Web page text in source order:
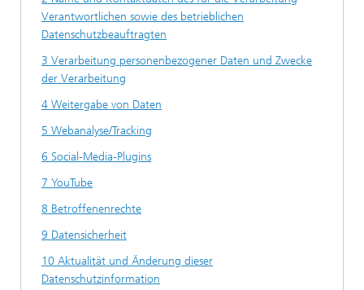
Verantwortlichen sowie des betrieblichen
Datenschutzbeauftragten
3 Verarbeitung personenbezogener Daten und Zwecke
der Verarbeitung
4 Weitergabe von Daten
5 Webanalyse/Tracking
6 Social-Media-Plugins
7 YouTube
8 Betroffenenrechte
9 Datensicherheit
10 Aktualität und Änderung dieser
Datenschutzinformation